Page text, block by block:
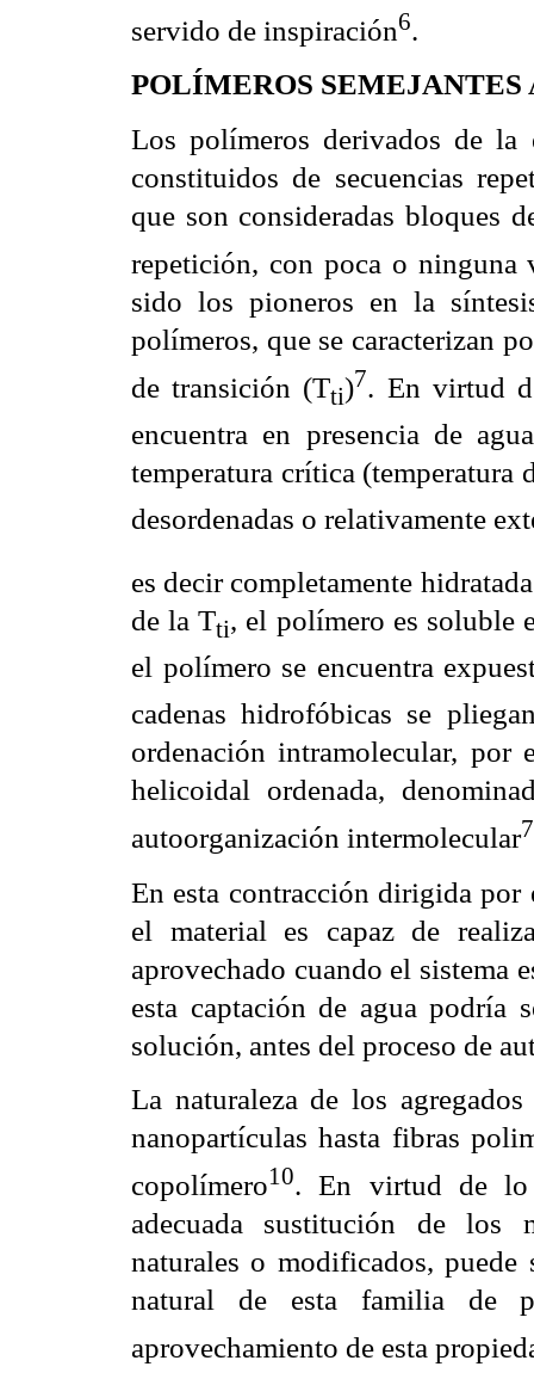
servido de inspiración6.
POLÍMEROS
Los polímeros derivados de la
constituidos de secuencias
que son consideradas bloques
repetición, con poca o ninguna
sido los pioneros en la
polímeros, que se caracterizan
de transición (Tti)7. En virtud
encuentra en presencia de
temperatura crítica (temperatura
desordenadas o relativamente
es decir completamente
de la Tti, el polímero es soluble
el polímero se encuentra
cadenas hidrofóbicas se
ordenación intramolecular, por
helicoidal ordenada,
autoorganización intermolecular7
En esta contracción dirigida por
el material es capaz de
aprovechado cuando el sistema
esta captación de agua podría
solución, antes del proceso de
La naturaleza de los
nanopartículas hasta fibras
copolímero10. En virtud de lo
adecuada sustitución de los
naturales o modificados,
natural de esta familia de
aprovechamiento de esta